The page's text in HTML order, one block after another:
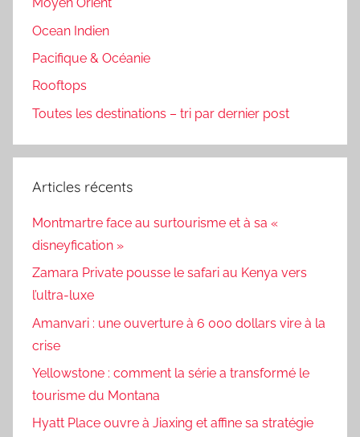
Ocean Indien
Pacifique & Océanie
Rooftops
Toutes les destinations – tri par dernier post
Articles récents
Montmartre face au surtourisme et à sa «
disneyfication »
Zamara Private pousse le safari au Kenya vers
l’ultra-luxe
Amanvari : une ouverture à 6 000 dollars vire à la
crise
Yellowstone : comment la série a transformé le
tourisme du Montana
Hyatt Place ouvre à Jiaxing et affine sa stratégie